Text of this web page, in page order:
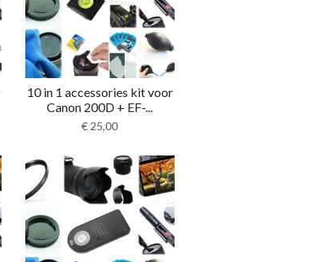
10 in 1 accessories kit voor
Canon 200D + EF-...
€ 25,00